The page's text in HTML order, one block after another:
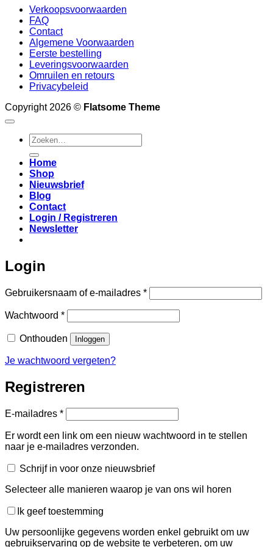
Verkoopsvoorwaarden
FAQ
Contact
Algemene Voorwaarden
Eerste bestelling
Leveringsvoorwaarden
Omruilen en retours
Privacybeleid
Copyright 2026 © Flatsome Theme
Zoeken
naar:
Home
Shop
Nieuwsbrief
Blog
Contact
Login / Registreren
Newsletter
Login
Gebruikersnaam of e-mailadres *Vereist
Wachtwoord *Vereist
Onthouden Inloggen
Je wachtwoord vergeten?
Registreren
E-mailadres *Vereist
Er wordt een link om een nieuw wachtwoord in te stellen
naar je e-mailadres verzonden.
Schrijf in voor onze nieuwsbrief
Selecteer alle manieren waarop je van ons wil horen
Ik geef toestemming
Uw persoonlijke gegevens worden enkel gebruikt om uw
gebruikservaring op de website te verbeteren, om uw